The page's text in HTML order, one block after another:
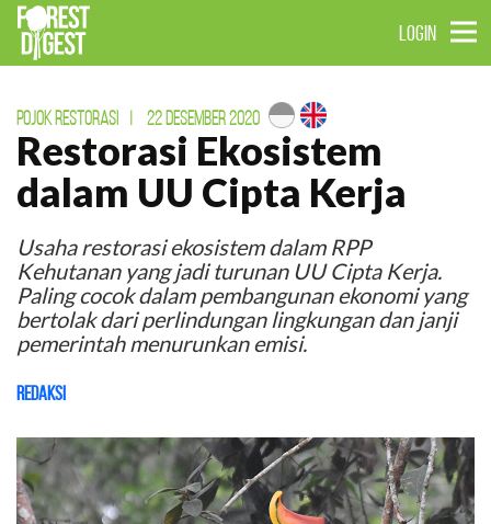
LOGIN
POJOK RESTORASI 22 DESEMBER 2020
Restorasi Ekosistem
dalam UU Cipta Kerja
Usaha restorasi ekosistem dalam RPP
Kehutanan yang jadi turunan UU Cipta Kerja.
Paling cocok dalam pembangunan ekonomi yang
bertolak dari perlindungan lingkungan dan janji
pemerintah menurunkan emisi.
Redaksi